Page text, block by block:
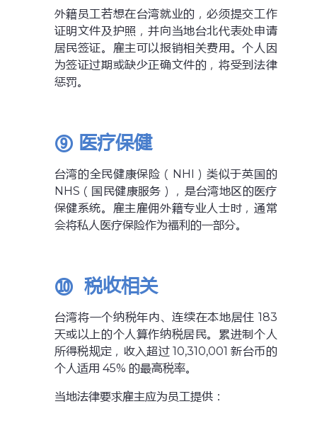
外籍员工若想在台湾就业的，必须提交工作
证明文件及护照，并向当地台北代表处申请
居民签证。雇主可以报销相关费用。个人因
为签证过期或缺少正确文件的，将受到法律
惩罚。
⑨医疗保健
台湾的全民健康保险（NHI）类似于英国的
NHS（国民健康服务），是台湾地区的医疗
保健系统。雇主雇佣外籍专业人士时，通常
会将私人医疗保险作为福利的一部分。
⑩ 税收相关
台湾将一个纳税年内、连续在本地居住 183
天或以上的个人算作纳税居民。累进制个人
所得税规定，收入超过 10,310,001 新台币的
个人适用 45% 的最高税率。
当地法律要求雇主应为员工提供：